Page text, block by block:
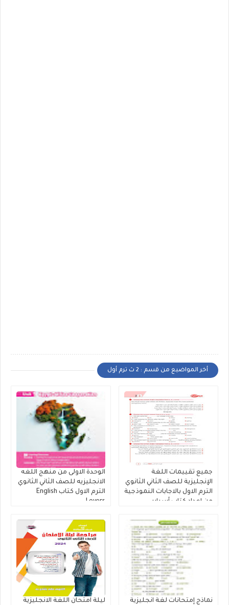
أخر المواضيع من قسم : 2 ث ترم أول
جميع تقييمات اللغة
الإنجليزية للصف الثاني الثانوي
الترم الاول بالاجابات النموذجية
من إعداد كتاب أسباير
الوحدة الاولى من منهج اللغه
الانجليزيه للصف الثاني الثانوي
الترم الاول كتاب English
Lovers
نماذج إمتحانات لغة انجليزية
ليلة امتحان اللغة الانجليزية